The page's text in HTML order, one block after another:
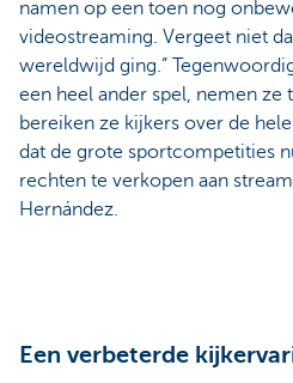
namen op een toen nog
videostreaming. Vergeet niet
wereldwijd ging.”
een heel ander spel, nemen
bereiken ze kijkers over de
dat de grote sportcompetities
rechten te verkopen aan
Hernández.
Een verbeterde